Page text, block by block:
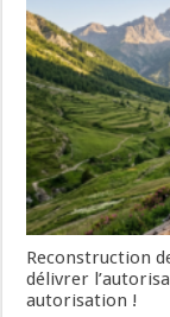
Reconstruction
délivrer
autorisation !